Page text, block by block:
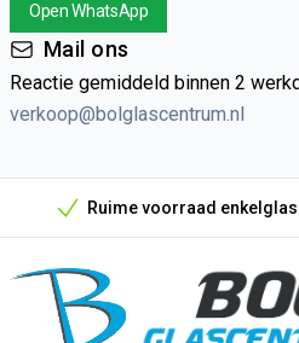
Open WhatsApp
Mail ons
Reactie gemiddeld binnen 2
verkoop@bolglascentrum.nl
Ruime voorraad